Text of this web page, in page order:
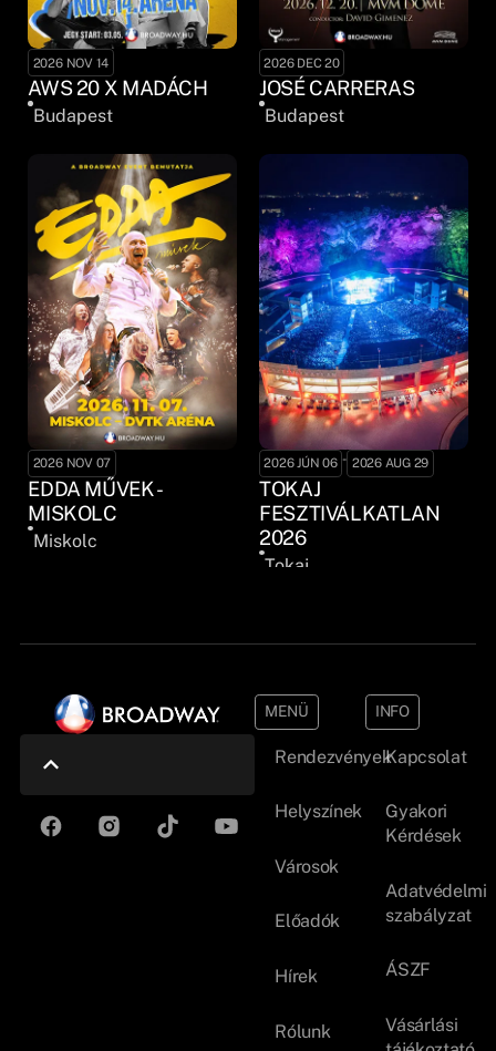
2026 NOV 14
AWS 20 X MADÁCH
Budapest
2026 DEC 20
JOSÉ CARRERAS
Budapest
2026 NOV 07
EDDA MŰVEK -
MISKOLC
Miskolc
2026 JÚN 06 - 2026 AUG 29
TOKAJ
FESZTIVÁLKATLAN
2026
Tokaj
MENÜ
Rendezvények
Helyszínek
Városok
Előadók
Hírek
Rólunk
INFO
Kapcsolat
Gyakori
Kérdések
Adatvédelmi
szabályzat
ÁSZF
Vásárlási